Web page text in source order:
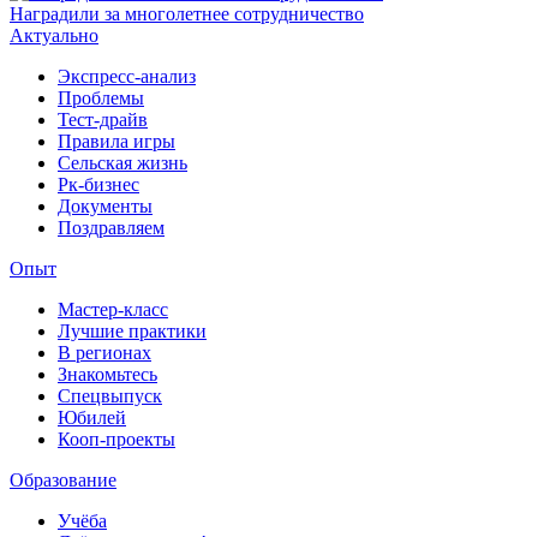
Наградили за многолетнее сотрудничество
Актуально
Экспресс-анализ
Проблемы
Тест-драйв
Правила игры
Сельская жизнь
Рк-бизнес
Документы
Поздравляем
Опыт
Мастер-класс
Лучшие практики
В регионах
Знакомьтесь
Спецвыпуск
Юбилей
Кооп-проекты
Образование
Учёба